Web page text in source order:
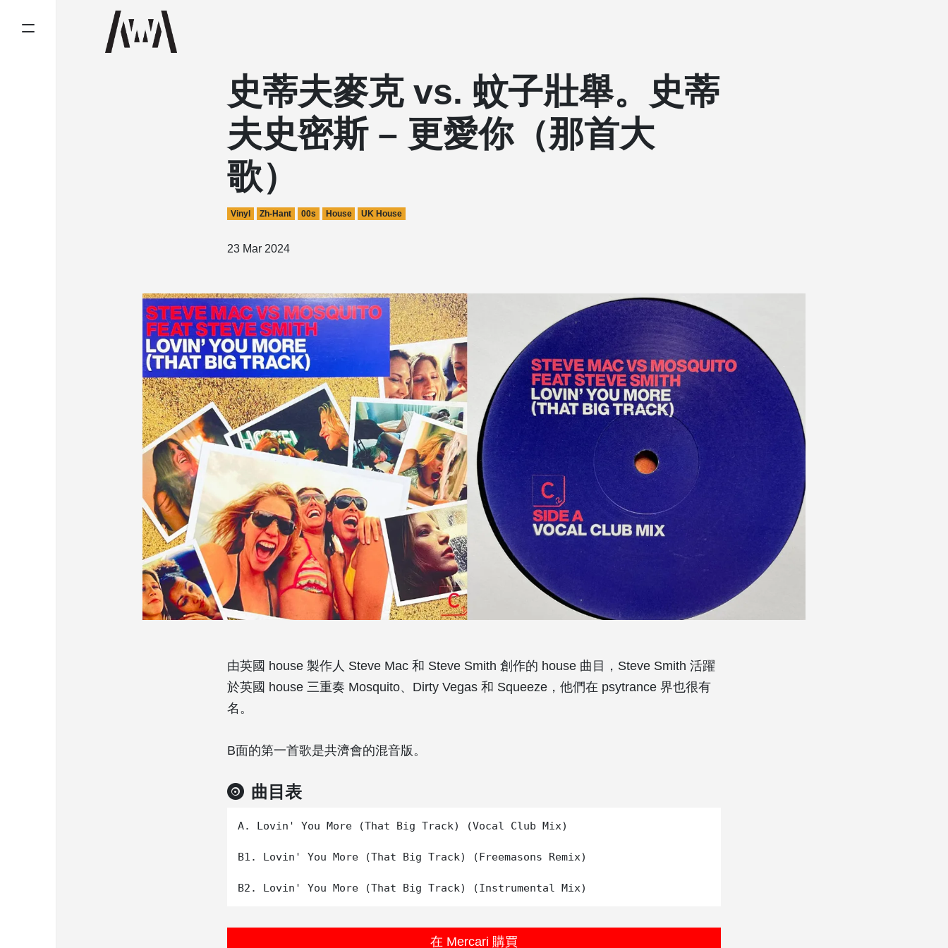
史蒂夫麥克 vs. 蚊子壯舉。史蒂
夫史密斯 – 更愛你（那首大
歌）
Vinyl Zh-Hant 00s House UK House
23 Mar 2024
由英國 house 製作人 Steve Mac 和 Steve Smith 創作的 house 曲目，Steve Smith 活躍
於英國 house 三重奏 Mosquito、Dirty Vegas 和 Squeeze，他們在 psytrance 界也很有
名。
B面的第一首歌是共濟會的混音版。
曲目表
A. Lovin' You More (That Big Track) (Vocal Club Mix)
B1. Lovin' You More (That Big Track) (Freemasons Remix)
在 Mercari 購買